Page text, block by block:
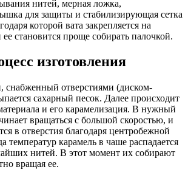
нитей, мерная ложка,
для защиты и стабилизирующая сетка
которой вата закрепляется на
ее становится проще собирать палочкой.
изготовления
снабженный отверстиями (диском-
сахарный песок. Далее происходит
и его карамелизация. В нужный
вращаться с большой скоростью, и
в отверстия благодаря центробежной
температур карамель в чаше распадается
нитей. В этот момент их собирают
вращая ее.